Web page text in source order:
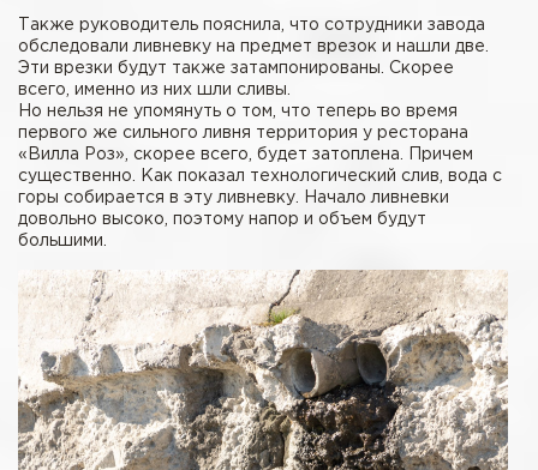
Также руководитель пояснила, что сотрудники завода
обследовали ливневку на предмет врезок и нашли две.
Эти врезки будут также затампонированы. Скорее
всего, именно из них шли сливы.
Но нельзя не упомянуть о том, что теперь во время
первого же сильного ливня территория у ресторана
«Вилла Роз», скорее всего, будет затоплена. Причем
существенно. Как показал технологический слив, вода с
горы собирается в эту ливневку. Начало ливневки
довольно высоко, поэтому напор и объем будут
большими.